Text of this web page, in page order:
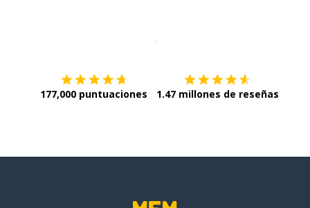
177,000 puntuaciones 1.47 millones de reseñas